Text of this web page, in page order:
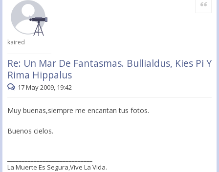
kaired
Re: Un Mar De Fantasmas. Bullialdus, Kies Pi Y
Rima Hippalus
17 May 2009, 19:42
Muy buenas,siempre me encantan tus fotos.
Buenos cielos.
La Muerte Es Segura,Vive La Vida.